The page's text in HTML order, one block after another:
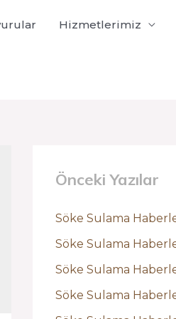
Hizmetlerimiz
Önceki Yazılar
Söke Sulama
Söke Sulama
Söke Sulama
Söke Sulama